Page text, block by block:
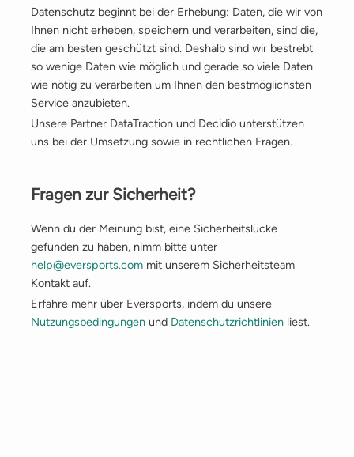
Datenschutz beginnt bei der Erhebung: Daten, die wir von
Ihnen nicht erheben, speichern und verarbeiten, sind die,
die am besten geschützt sind. Deshalb sind wir bestrebt
so wenige Daten wie möglich und gerade so viele Daten
wie nötig zu verarbeiten um Ihnen den bestmöglichsten
Service anzubieten.
Unsere Partner DataTraction und Decidio unterstützen
uns bei der Umsetzung sowie in rechtlichen Fragen.
Fragen zur Sicherheit?
Wenn du der Meinung bist, eine Sicherheitslücke
gefunden zu haben, nimm bitte unter
help@eversports.commit unserem Sicherheitsteam
Kontakt auf.
Erfahre mehr über Eversports, indem du unsere
Nutzungsbedingungenund Datenschutzrichtlinienliest.